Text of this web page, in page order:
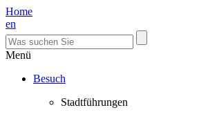
Home
en
Menü
Besuch
Stadtführungen